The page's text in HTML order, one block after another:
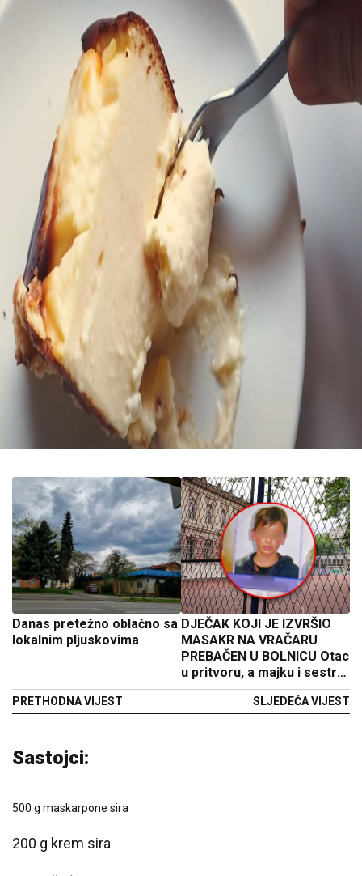
Danas pretežno oblačno sa
lokalnim pljuskovima
PRETHODNA VIJEST
DJEČAK KOJI JE IZVRŠIO
MASAKR NA VRAČARU
PREBAČEN U BOLNICU Otac
u pritvoru, a majku i sestru
sklonili
SLJEDEĆA VIJEST
Sastojci:
500 g maskarpone sira
200 g krem sira